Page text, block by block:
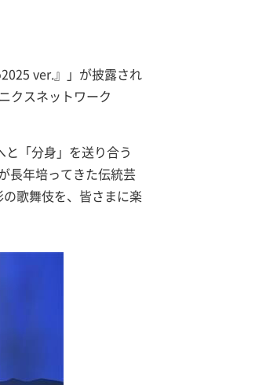
ver.』」が披露され
クスネットワーク
「分身」を送り合う
長年培ってきた伝統芸
歌舞伎を、皆さまに楽